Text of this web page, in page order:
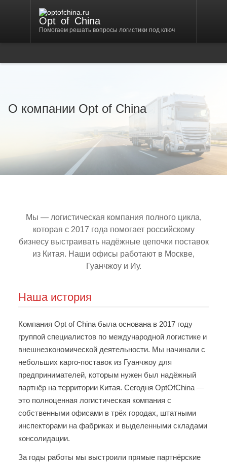
Opt of China
Помогаем решать вопросы логистики под ключ
О компании Opt of China
Мы — логистическая компания полного цикла,
которая с 2017 года помогает российскому
бизнесу выстраивать надёжные цепочки поставок
из Китая. Наши офисы работают в Москве,
Гуанчжоу и Иу.
Наша история
Компания Opt of China была основана в 2017 году
группой специалистов по международной логистике и
внешнеэкономической деятельности. Мы начинали с
небольших карго-поставок из Гуанчжоу для
предпринимателей, которым нужен был надёжный
партнёр на территории Китая. Сегодня OptOfChina —
это полноценная логистическая компания с
собственными офисами в трёх городах, штатными
инспекторами на фабриках и выделенными складами
консолидации.
За годы работы мы выстроили прямые партнёрские